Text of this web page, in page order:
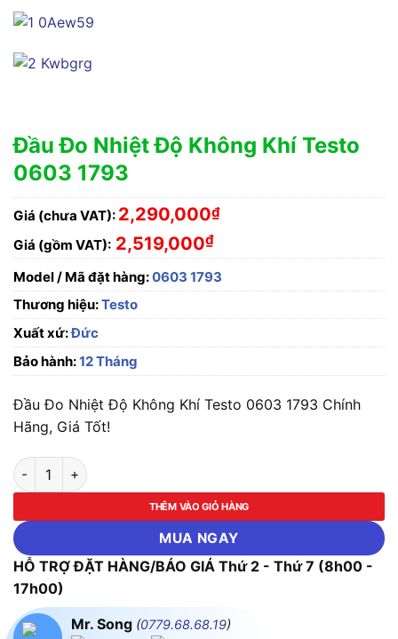
Đầu Đo Nhiệt Độ Không Khí Testo
0603 1793
Giá (chưa VAT): 2,290,000₫
Giá (gồm VAT): 2,519,000₫
Model / Mã đặt hàng:0603 1793
Thương hiệu:Testo
Xuất xứ:Đức
Bảo hành:12 Tháng
Đầu Đo Nhiệt Độ Không Khí Testo 0603 1793 Chính
Hãng, Giá Tốt!
Đầu Đo Nhiệt Độ Không Khí Testo 0603 1793 số lượng
THÊM VÀO GIỎ HÀNG
MUA NGAY
HỖ TRỢ ĐẶT HÀNG/BÁO GIÁ Thứ 2 - Thứ 7 (8h00 -
17h00)
Mr. Song (0779.68.68.19)